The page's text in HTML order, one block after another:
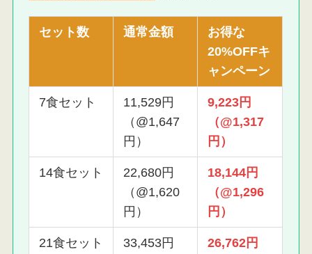
セット数 通常金額
お得な
20%OFFキ
ャンペーン
7食セット
11,529円
（@1,647
円）
9,223円
（@1,317
円）
14食セット
22,680円
（@1,620
円）
18,144円
（@1,296
円）
21食セット
33,453円
26,762円